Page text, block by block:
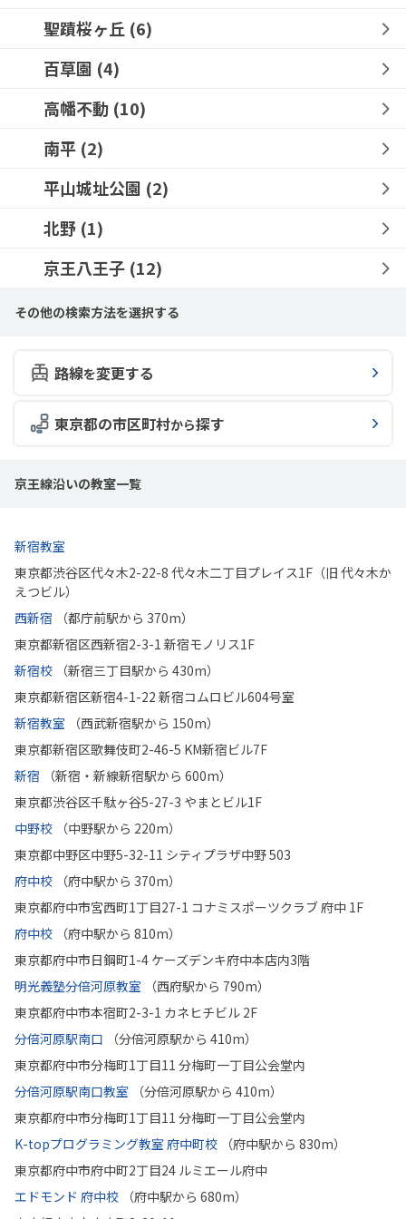
聖蹟桜ヶ丘 (6)
百草園 (4)
高幡不動 (10)
南平 (2)
平山城址公園 (2)
北野 (1)
京王八王子 (12)
その他の検索方法を選択する
路線を変更する
東京都の市区町村から探す
京王線沿いの教室一覧
新宿教室
東京都渋谷区代々木2-22-8 代々木二丁目プレイス1F（旧 代々木か
えつビル）
西新宿
（都庁前駅から 370m）
東京都新宿区西新宿2-3-1 新宿モノリス1F
新宿校
（新宿三丁目駅から 430m）
東京都新宿区新宿4-1-22 新宿コムロビル604号室
新宿教室
（西武新宿駅から 150m）
東京都新宿区歌舞伎町2-46-5 KM新宿ビル7F
新宿
（新宿・新線新宿駅から 600m）
東京都渋谷区千駄ヶ谷5-27-3 やまとビル1F
中野校
（中野駅から 220m）
東京都中野区中野5-32-11 シティプラザ中野 503
府中校
（府中駅から 370m）
東京都府中市宮西町1丁目27-1 コナミスポーツクラブ 府中 1F
府中校
（府中駅から 810m）
東京都府中市日鋼町1-4 ケーズデンキ府中本店内3階
明光義塾分倍河原教室
（西府駅から 790m）
東京都府中市本宿町2-3-1 カネヒチビル 2F
分倍河原駅南口
（分倍河原駅から 410m）
東京都府中市分梅町1丁目11 分梅町一丁目公会堂内
分倍河原駅南口教室
（分倍河原駅から 410m）
東京都府中市分梅町1丁目11 分梅町一丁目公会堂内
K-topプログラミング教室 府中町校
（府中駅から 830m）
東京都府中市府中町2丁目24 ルミエール府中
エドモンド 府中校
（府中駅から 680m）